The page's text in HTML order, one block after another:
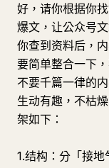
好，请你根据你
爆文，让公众号
你查到资料后，
要简单整合一下
不要千篇一律的
生动有趣，不枯
架如下：
1.结构：分「接